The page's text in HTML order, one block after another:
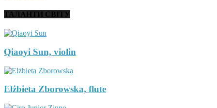
ТАЛАНТИ СВІТУ
Qiaoyi Sun, violin
Elżbieta Zborowska, flute